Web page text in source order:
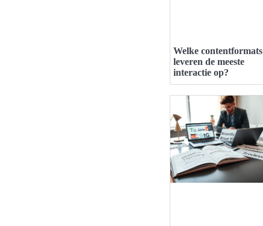
Welke contentformats
leveren de meeste
interactie op?